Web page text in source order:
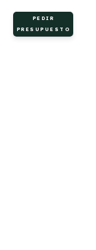
PEDIR
PRESUPUESTO